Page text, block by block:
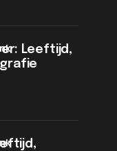
Leeftijd,